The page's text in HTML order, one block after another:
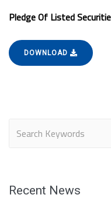
Pledge Of Listed
DOWNLOAD
Recent News